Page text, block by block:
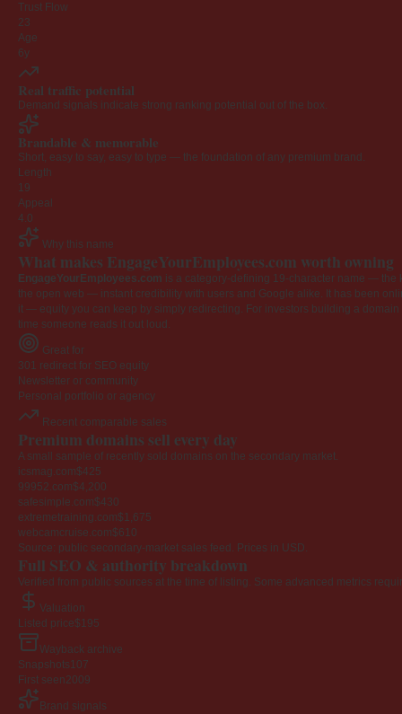
Trust Flow
23
Age
6y
Real traffic potential
Demand signals indicate strong ranking potential out of the box.
Brandable & memorable
Short, easy to say, easy to type — the foundation of any premium brand.
Length
19
Appeal
4.0
Why this name
What makes EngageYourEmployees.com worth owning
EngageYourEmployees.com is a category-defining 19-character name — the
the open web — instant credibility with users and Google alike. It has been
it — equity you can keep by simply redirecting. For investors building a
time someone reads it out loud.
Great for
301 redirect for SEO equity
Newsletter or community
Personal portfolio or agency
Recent comparable sales
Premium domains sell every day
A small sample of recently sold domains on the secondary market.
icsmag.com$425
99952.com$4,200
safesimple.com$430
extremetraining.com$1,675
webcamcruise.com$610
Source: public secondary-market sales feed. Prices in USD.
Full SEO & authority breakdown
Verified from public sources at the time of listing. Some advanced metrics
Valuation
Listed price$195
Wayback archive
Snapshots 107
First seen2009
Brand signals